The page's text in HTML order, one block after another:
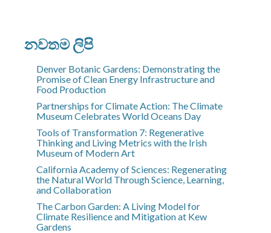
නවතම ලිපි
Denver Botanic Gardens: Demonstrating the
Promise of Clean Energy Infrastructure and
Food Production
Partnerships for Climate Action: The Climate
Museum Celebrates World Oceans Day
Tools of Transformation 7: Regenerative
Thinking and Living Metrics with the Irish
Museum of Modern Art
California Academy of Sciences: Regenerating
the Natural World Through Science, Learning,
and Collaboration
The Carbon Garden: A Living Model for
Climate Resilience and Mitigation at Kew
Gardens